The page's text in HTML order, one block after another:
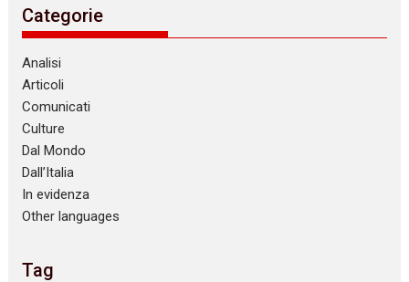
Categorie
Analisi
Articoli
Comunicati
Culture
Dal Mondo
Dall’Italia
In evidenza
Other languages
Tag